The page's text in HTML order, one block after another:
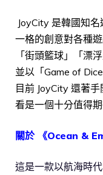
JoyCity 是韓國知
一格的創意對各種
「街頭籃球」「漂
並以「Game of
目前 JoyCity 還著
看是一個十分值得
關於 《Ocean &
這是一款以航海時